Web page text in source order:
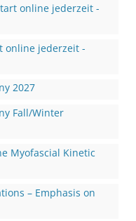
online jederzeit -
online jederzeit -
2027
Fall/Winter
Myofascial Kinetic
– Emphasis on